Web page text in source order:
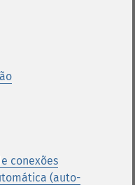
conexões
(auto-